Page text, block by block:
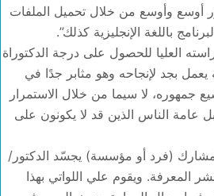
أوسع وأوسع من خلال تحميل الملفات
باللغة الإنجليزية كذلك”.
العليا للحصول على درجة الدكتوراة
يعمل بجد لإنجاحه وهو مثابر جدًا في
جمهوره، لا سيما من خلال الاستمرار
عامة الناس الذين قد لا يكونون على
لمشارك (فرد أو مؤسسة) يجسّد الدكتور/
المعرفة. ويقوم علي اللواتي بهذا